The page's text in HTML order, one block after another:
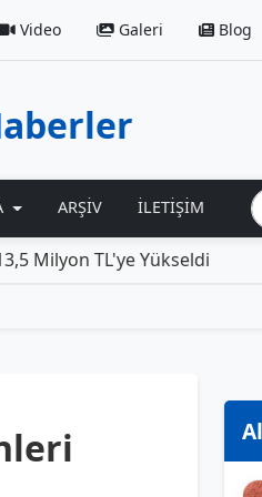
Video Galeri Blog
ARŞIV İLETIŞIM
Yükseldi Rolls-